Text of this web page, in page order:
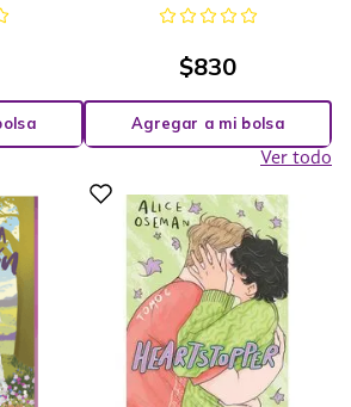
$830
Agregar a mi bolsa
Ver todo